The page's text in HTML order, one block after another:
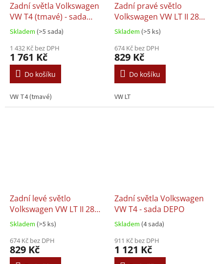
Zadní světla Volkswagen
VW T4 (tmavé) - sada
DEPO
Skladem (>5 sada)
1 432 Kč bez DPH
1 761 Kč
Do košíku
VW T4 (tmavé)
Zadní pravé světlo
Volkswagen VW LT II 28
32 35 46 (96-07)
Skladem (>5 ks)
674 Kč bez DPH
829 Kč
Do košíku
VW LT
Zadní levé světlo
Volkswagen VW LT II 28
32 35 46 (96-07)
Skladem (>5 ks)
674 Kč bez DPH
829 Kč
Zadní světla Volkswagen
VW T4 - sada DEPO
Skladem (4 sada)
911 Kč bez DPH
1 121 Kč